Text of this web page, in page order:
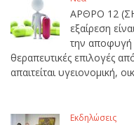
ΑΡΘΡΟ 12
εξαίρεση
την αποφυγή
θεραπευτικές επιλογές
απαιτείται υγειονομική,
Εκδηλώσεις